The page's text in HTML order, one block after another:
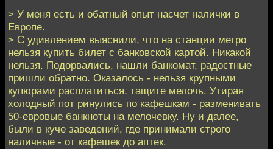
> У меня есть и обатный опыт насчет налички в
Европе.
> С удивлением выяснили, что на станции метро
нельзя купить билет с банковской картой. Никакой
нельзя. Подорвались, нашли банкомат, радостные
пришли обратно. Оказалось - нельзя крупными
купюрами расплатиться, тащите мелочь. Утирая
холодный пот ринулись по кафешкам - разменивать
50-евровые банкноты на мелочевку. Ну и далее,
были в куче заведений, где принимали строго
наличные - от кафешек до аптек.